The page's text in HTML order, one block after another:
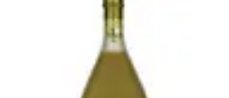
Guide de DégustationAccords
Techniques de Dégustation
Dégustation Liqueurs